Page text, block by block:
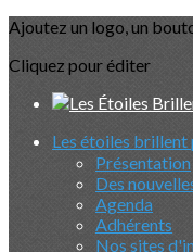
Ajoutez un logo, un
Cliquez pour éditer
Les étoiles brillent
Présentation
Des
Agenda
Adhérents
Nos sites